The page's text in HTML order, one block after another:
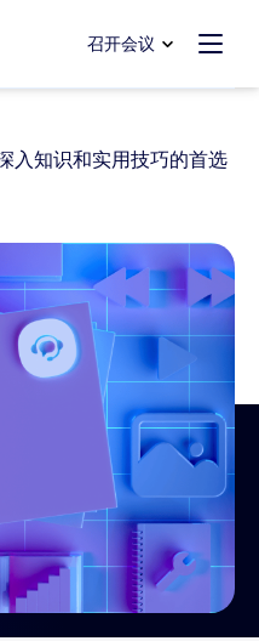
召开会议
入知识和实用技巧的首选